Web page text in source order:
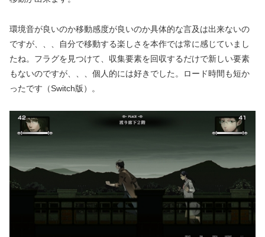
環境音が良いのか移動感度が良いのか具体的な言及は出来ないの
ですが、、、自分で移動する楽しさを本作では常に感じていまし
たね。フラグを見つけて、収集要素を回収するだけで新しい要素
もないのですが、、、個人的には好きでした。ロード時間も短か
ったです（Switch版）。